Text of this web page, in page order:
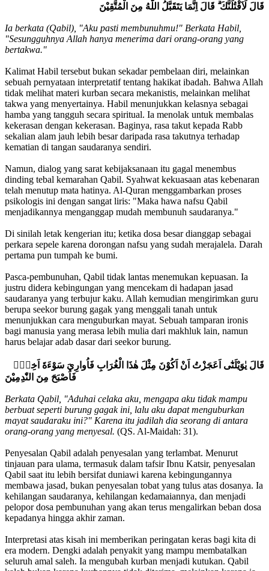
قَالَ لَاَقْتُلَنَّكَ ۗ قَالَ اِنَّمَا يَتَقَبَّلُ اللّٰهُ مِنَ الْمُتَّقِيْنَ
Ia berkata (Qabil), "Aku pasti membunuhmu!" Berkata Habil,
"Sesungguhnya Allah hanya menerima dari orang-orang yang
bertakwa."
Kalimat Habil tersebut bukan sekadar pembelaan diri, melainkan
sebuah pernyataan interpretatif tentang hakikat ibadah. Bahwa Allah
tidak melihat materi kurban secara mekanistis, melainkan melihat
takwa yang menyertainya. Habil menunjukkan kelasnya sebagai
hamba yang tangguh secara spiritual. Ia menolak untuk membalas
kekerasan dengan kekerasan. Baginya, rasa takut kepada Rabb
sekalian alam jauh lebih besar daripada rasa takutnya terhadap
kematian di tangan saudaranya sendiri.
Namun, dialog yang sarat kebijaksanaan itu gagal menembus
dinding tebal kemarahan Qabil. Syahwat kekuasaan atas kebenaran
telah menutup mata hatinya. Al-Quran menggambarkan proses
psikologis ini dengan sangat liris: "Maka hawa nafsu Qabil
menjadikannya menganggap mudah membunuh saudaranya."
Di sinilah letak kengerian itu; ketika dosa besar dianggap sebagai
perkara sepele karena dorongan nafsu yang sudah merajalela. Darah
pertama pun tumpah ke bumi.
Pasca-pembunuhan, Qabil tidak lantas menemukan kepuasan. Ia
justru didera kebingungan yang mencekam di hadapan jasad
saudaranya yang terbujur kaku. Allah kemudian mengirimkan guru
berupa seekor burung gagak yang menggali tanah untuk
menunjukkan cara menguburkan mayat. Sebuah tamparan ironis
bagi manusia yang merasa lebih mulia dari makhluk lain, namun
harus belajar adab dasar dari seekor burung.
قَالَ يٰوَيْلَتٰٓى اَعَجَزْتُ اَنْ اَكُوْنَ مِثْلَ هٰذَا الْغُرَابِ فَاُوارِيَ سَوْءَةَ اَخِيْۚ
فَاَصْبَحَ مِنَ النّٰدِمِيْنَ
Berkata Qabil, "Aduhai celaka aku, mengapa aku tidak mampu
berbuat seperti burung gagak ini, lalu aku dapat menguburkan
mayat saudaraku ini?" Karena itu jadilah dia seorang di antara
orang-orang yang menyesal. (QS. Al-Maidah: 31).
Penyesalan Qabil adalah penyesalan yang terlambat. Menurut
tinjauan para ulama, termasuk dalam tafsir Ibnu Katsir, penyesalan
Qabil saat itu lebih bersifat duniawi karena kebingungannya
membawa jasad, bukan penyesalan tobat yang tulus atas dosanya. Ia
kehilangan saudaranya, kehilangan kedamaiannya, dan menjadi
pelopor dosa pembunuhan yang akan terus mengalirkan beban dosa
kepadanya hingga akhir zaman.
Interpretasi atas kisah ini memberikan peringatan keras bagi kita di
era modern. Dengki adalah penyakit yang mampu membatalkan
seluruh amal saleh. Ia mengubah kurban menjadi kutukan. Qabil